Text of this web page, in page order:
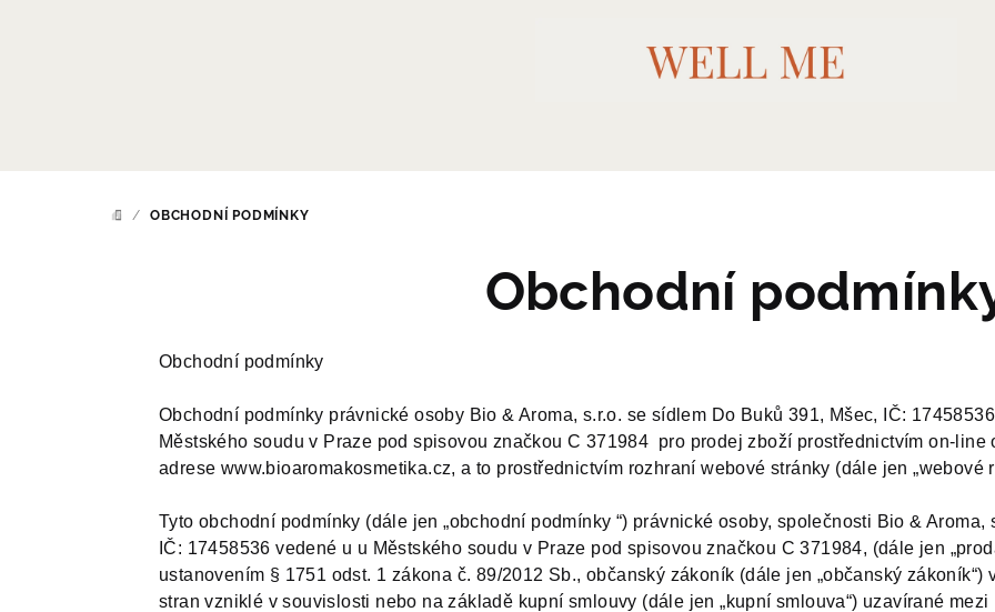
DOMŮ
/ OBCHODNÍ PODMÍNKY
Obchodní
Obchodní podmínky
Obchodní podmínky právnické osoby Bio & Aroma, s.r.o. se sídlem Do Buků 391, Mšec, IČ:
Městského soudu v Praze pod spisovou značkou C 371984 pro prodej zboží prostřednictvím on-
adrese www.bioaromakosmetika.cz, a to prostřednictvím rozhraní webové stránky (dále jen „webové
Tyto obchodní podmínky (dále jen „obchodní podmínky “) právnické osoby, společnosti Bio &
IČ: 17458536vedené u u Městského soudu v Praze pod spisovou značkou C 371984, (dále jen
ustanovením § 1751 odst. 1 zákona č. 89/2012 Sb., občanský zákoník (dále jen „občanský
stran vzniklé v souvislosti nebo na základě kupní smlouvy (dále jen „kupní smlouva“) uzavírané